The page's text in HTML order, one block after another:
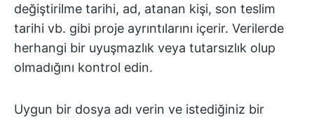
değiştirilme tarihi, ad, atanan kişi, son teslim
tarihi vb. gibi proje ayrıntılarını içerir. Verilerde
herhangi bir uyuşmazlık veya tutarsızlık olup
olmadığını kontrol edin.
Uygun bir dosya adı verin ve istediğiniz bir